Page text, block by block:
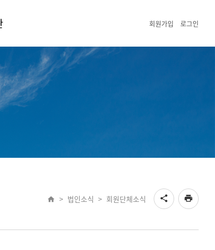
회원가입 로그인
share print
home > 법인소식 > 회원단체소식